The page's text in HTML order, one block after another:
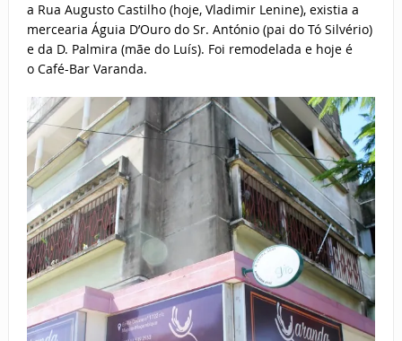
a Rua Augusto Castilho (hoje, Vladimir Lenine), existia a
mercearia Águia D’Ouro do Sr. António (pai do Tó Silvério)
e da D. Palmira (mãe do Luís). Foi remodelada e hoje é
o Café-Bar Varanda.